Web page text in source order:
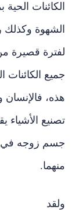
الكائنات
الشهوة وكذلك
لفترة قصيرة
جميع الكائنات
هذه، فالإنسان
تصنيع
جسم زوجه في
منهما.
ولقد